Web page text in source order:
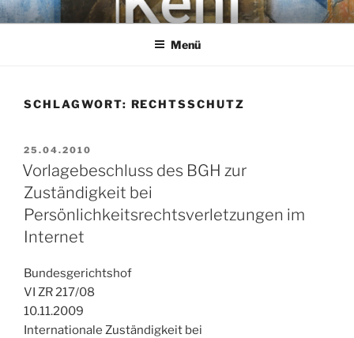
Zum
InhaltKEHL
Rechtsanwaltsgesellschaft mbH
Menü
SCHLAGWORT: RECHTSSCHUTZ
VERÖFFENTLICHT
AM
25.04.2010
Vorlagebeschluss des BGH zur
Zuständigkeit bei
Persönlichkeitsrechtsverletzungen im
Internet
Bundesgerichtshof
VI ZR 217/08
10.11.2009
Internationale Zuständigkeit bei